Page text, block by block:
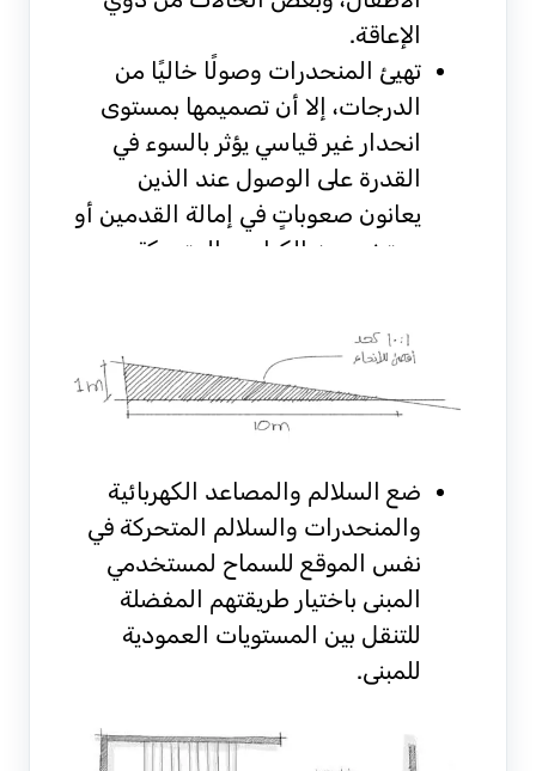
الإعاقة.
تهيئ المنحدرات وصولًا خاليًا من
الدرجات، إلا أن تصميمها بمستوى
انحدار غير قياسي يؤثر بالسوء في
القدرة على الوصول عند الذين
يعانون صعوباتٍ في إمالة القدمين أو
يستخدمون الكراسي المتحركة
ضع السلالم والمصاعد الكهربائية
والمنحدرات والسلالم المتحركة في
نفس الموقع للسماح لمستخدمي
المبنى باختيار طريقتهم المفضلة
للتنقل بين المستويات العمودية
للمبنى.